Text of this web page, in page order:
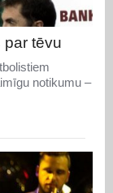
par tēvu
notikumu –